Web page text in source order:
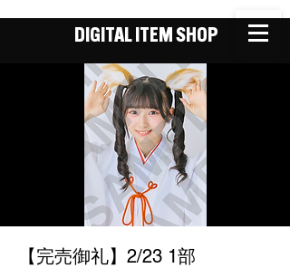
DIGITAL ITEM SHOP
【完売御礼】2/23 1部